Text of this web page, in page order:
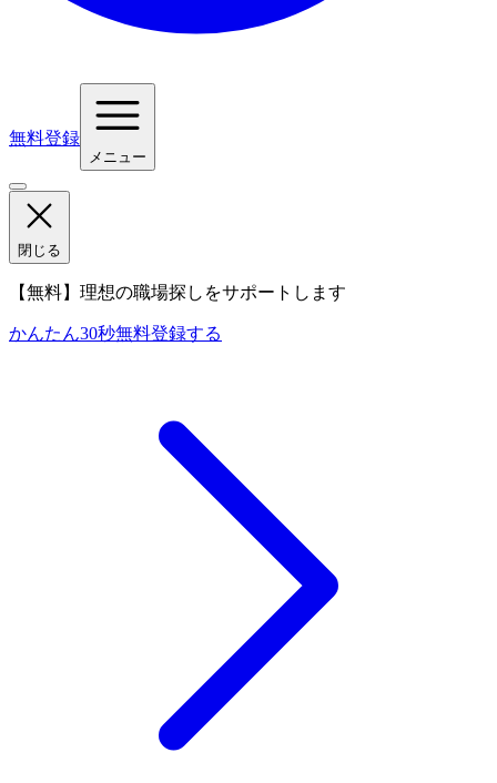
無料登録
メニュー
閉じる
【無料】理想の職場探しをサポートします
かんたん30秒無料登録する